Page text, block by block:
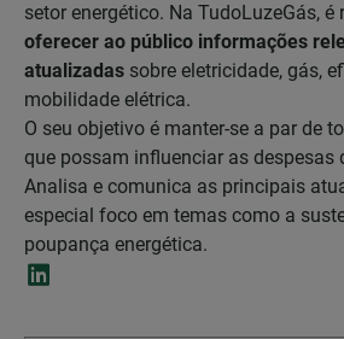
setor energético. Na TudoLuzeGás, é
oferecer ao público informações
atualizadas sobre eletricidade, gás,
mobilidade elétrica.
O seu objetivo é manter-se a par de
que possam influenciar as despesas
Analisa e comunica as principais
especial foco em temas como a
poupança energética.